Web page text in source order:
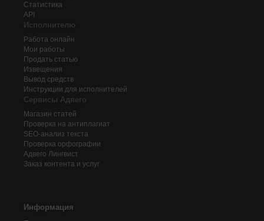
Статистика
API
Исполнителю
Работа онлайн
Мои работы
Продать статью
Извещения
Вывод средств
Инструкции для исполнителей
Сервисы Адвего
Магазин статей
Проверка на антиплагиат
SEO-анализ текста
Проверка орфографии
Адвего Лингвист
Заказ контента и услуг
Информация